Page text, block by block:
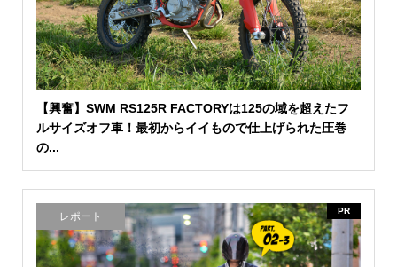
【興奮】SWM RS125R FACTORYは125の域を超えたフ
ルサイズオフ車！最初からイイもので仕上げられた圧巻
の...
レポート PR